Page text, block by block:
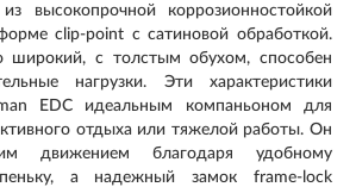
высокопрочной коррозионностойкой
clip-point с сатиновой обработкой.
широкий, с толстым обухом, способен
нагрузки. Эти характеристики
EDC идеальным компаньоном для
отдыха или тяжелой работы. Он
движением благодаря удобному
а надежный замок frame-lock